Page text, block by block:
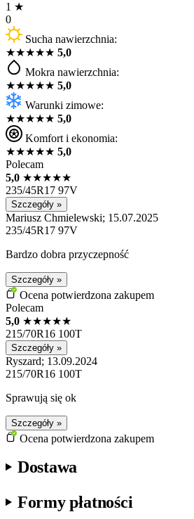
1 ★
0
Sucha nawierzchnia:
★★★★★ 5,0
Mokra nawierzchnia:
★★★★★ 5,0
Warunki zimowe:
★★★★★ 5,0
Komfort i ekonomia:
★★★★★ 5,0
Polecam
5,0 ★★★★★
235/45R17 97V
Szczegóły »
Mariusz Chmielewski; 15.07.2025
235/45R17 97V
Bardzo dobra przyczepność
Szczegóły »
Ocena potwierdzona zakupem
Polecam
5,0 ★★★★★
215/70R16 100T
Szczegóły »
Ryszard; 13.09.2024
215/70R16 100T
Sprawują się ok
Szczegóły »
Ocena potwierdzona zakupem
Dostawa
Formy płatności